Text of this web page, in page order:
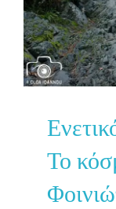
Το